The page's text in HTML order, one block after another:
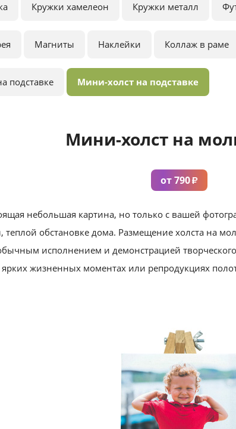
Кружки хамелеон Кружки металл
Магниты Наклейки Коллаж в раме
подставке Мини-холст на подставке
Мини-холст на
от 790₽
небольшая картина, но только с вашей
теплой обстановке дома. Размещение холста на
исполнением и демонстрацией
ярких жизненных моментах или репродукциях